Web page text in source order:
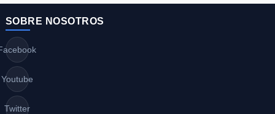
SOBRE NOSOTROS
Youtube
Twitter